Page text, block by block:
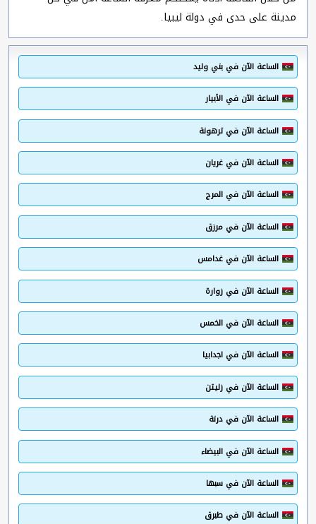
مدينة على حدى في دولة ليبيا.
الساعة الآن في بني وليد
الساعة الآن في الأبيار
الساعة الآن في ترهونة
الساعة الآن في غريان
الساعة الآن في المرج
الساعة الآن في مرزق
الساعة الآن في غدامس
الساعة الآن في زوارة
الساعة الآن في الخمس
الساعة الآن في اجدابيا
الساعة الآن في زليتن
الساعة الآن في درنة
الساعة الآن في البيضاء
الساعة الآن في سبها
الساعة الآن في طبرق